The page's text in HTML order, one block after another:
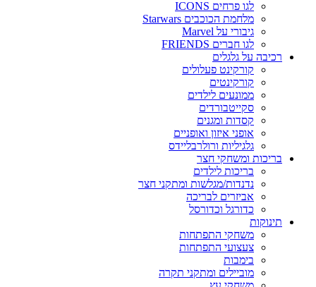
לגו פרחים ICONS
מלחמת הכוכבים Starwars
גיבורי על Marvel
לגו חברים FRIENDS
רכיבה על גלגלים
קורקינט פעלולים
קורקינטים
ממונעים לילדים
סקייטבורדים
קסדות ומגנים
אופני איזון ואופניים
גלגיליות ורולרבליידס
בריכות ומשחקי חצר
בריכות לילדים
נדנדות/מגלשות ומתקני חצר
אביזרים לבריכה
כדורגל וכדורסל
תינוקות
משחקי התפתחות
צעצועי התפתחות
בימבות
מוביילים ומתקני תקרה